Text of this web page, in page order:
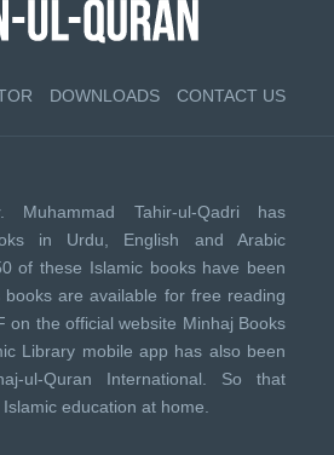
DOWNLOADS CONTACT US
Muhammad Tahir-ul-Qadri has
in Urdu, English and Arabic
of these Islamic books have been
books are available for free reading
on the official website Minhaj Books
Library mobile app has also been
ul-Quran International . So that
education at home.